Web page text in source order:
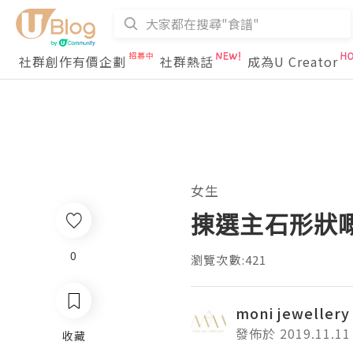
社群創作有價企劃 社群熱話 成為U Creator
女生
㨂選主石形狀
瀏覽次數:421
moni jewellery
發佈於 2019.11.11
0
收藏